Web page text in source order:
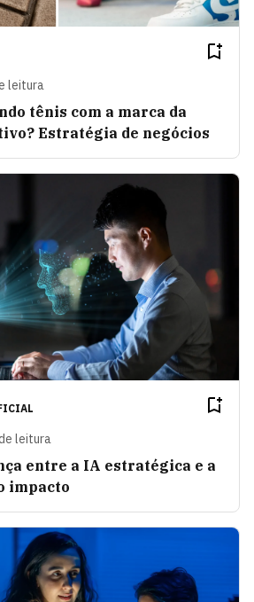
leitura
tênis com a marca da
Estratégia de negócios
leitura
entre a IA estratégica e a
impacto